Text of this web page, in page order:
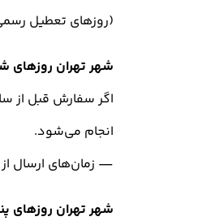
(روزهای تعطیل
شهر تهران روزهای
انجام می‌شود.
— زمان‌های ارسال از شنبه تا چهارشنبه بین
شهر تهران روزهای